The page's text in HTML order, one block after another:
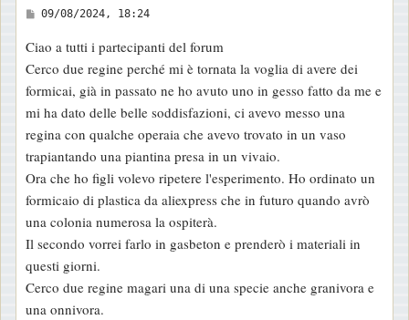
M
s
s
a
g
g
i
o
09/08/2024, 18:24
Ciao a tutti i partecipanti del forum
Cerco due regine perché mi è tornata la voglia di avere dei
formicai, già in passato ne ho avuto uno in gesso fatto da me e
mi ha dato delle belle soddisfazioni, ci avevo messo una
regina con qualche operaia che avevo trovato in un vaso
trapiantando una piantina presa in un vivaio.
Ora che ho figli volevo ripetere l'esperimento. Ho ordinato un
formicaio di plastica da aliexpress che in futuro quando avrò
una colonia numerosa la ospiterà.
Il secondo vorrei farlo in gasbeton e prenderò i materiali in
questi giorni.
Cerco due regine magari una di una specie anche granivora e
una onnivora.